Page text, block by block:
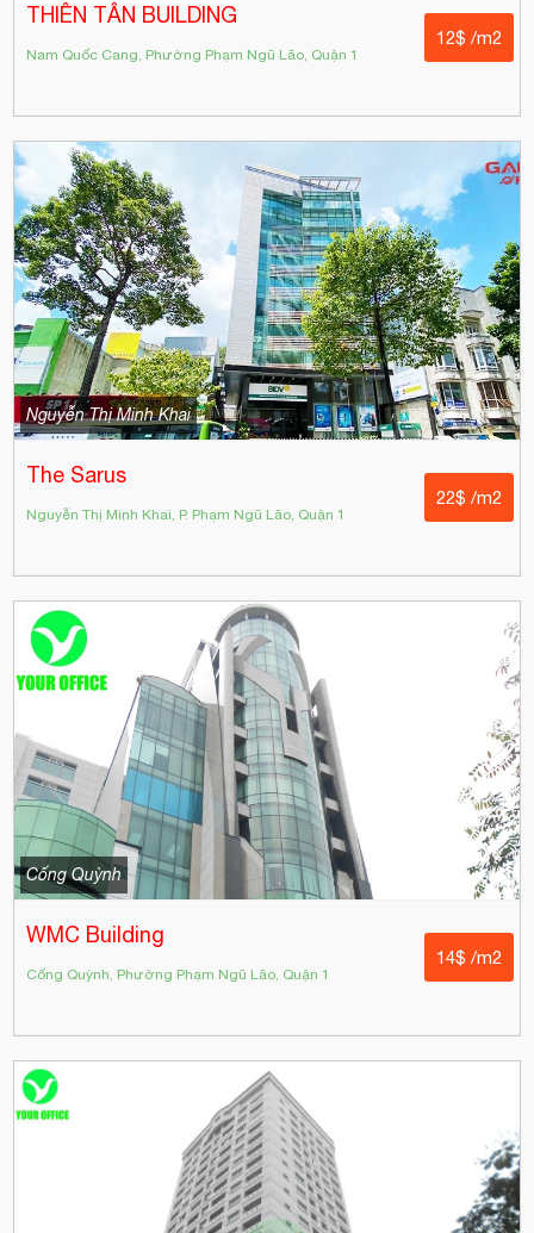
THIÊN TÂN BUILDING
Nam Quốc Cang, Phường Phạm Ngũ Lão, Quận 1
12$ /m2
Nguyễn Thị Minh Khai
The Sarus
Nguyễn Thị Minh Khai, P. Phạm Ngũ Lão, Quận 1
22$ /m2
Cống Quỳnh
WMC Building
Cống Quỳnh, Phường Phạm Ngũ Lão, Quận 1
14$ /m2